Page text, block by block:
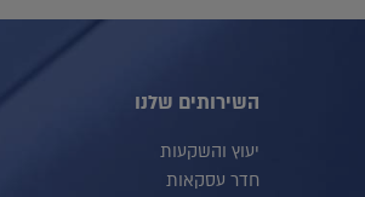
השירותים שלנו
יעוץ והשקעות
חדר עסקאות